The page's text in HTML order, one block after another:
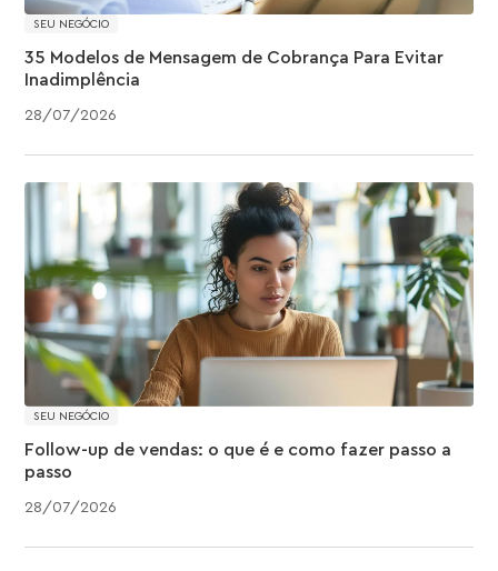
SEU NEGÓCIO
28 /07/2026
35 Modelos de Mensagem de Cobrança Para Evitar
Inadimplência
SEU NEGÓCIO
28 /07/2026
Follow-up de vendas: o que é e como fazer passo a
passo